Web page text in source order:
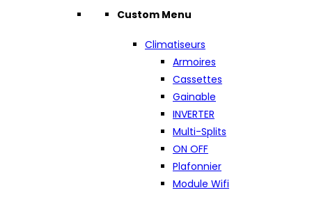
Custom Menu
Climatiseurs
Armoires
Cassettes
Gainable
INVERTER
Multi-Splits
ON OFF
Plafonnier
Module Wifi